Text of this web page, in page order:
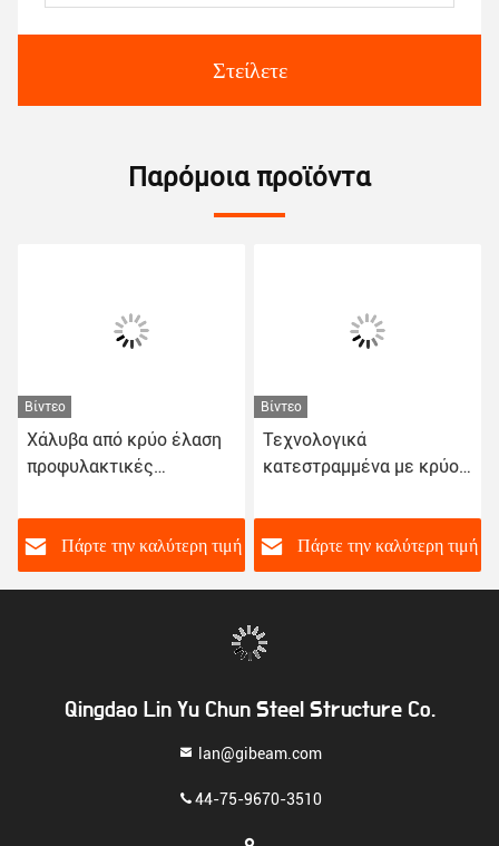
Στείλετε
Παρόμοια προϊόντα
Βίντεο
Χάλυβα από κρύο έλαση
προφυλακτικές
2-3mm πρότυπο ASTM
Πάρτε την καλύτερη τιμή
Βίντεο
Τεχνολογικά
κατεστραμμένα με κρύο
προετοιμασμένη
παραγωγή
Πάρτε την καλύτερη τιμή
Qingdao Lin Yu Chun Steel Structure Co.
lan@gibeam.com
44-75-9670-3510